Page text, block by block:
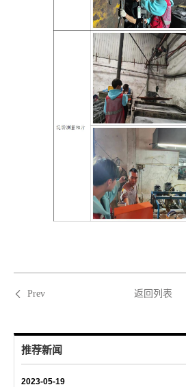
Prev 返回列表
推荐新闻
2023-05-19